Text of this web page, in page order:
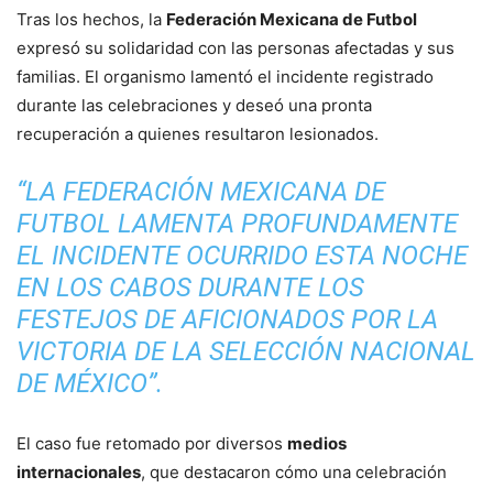
Tras los hechos, la Federación Mexicana de Futbol
expresó su solidaridad con las personas afectadas y sus
familias. El organismo lamentó el incidente registrado
durante las celebraciones y deseó una pronta
recuperación a quienes resultaron lesionados.
“LA FEDERACIÓN MEXICANA DE
FUTBOL LAMENTA PROFUNDAMENTE
EL INCIDENTE OCURRIDO ESTA NOCHE
EN LOS CABOS DURANTE LOS
FESTEJOS DE AFICIONADOS POR LA
VICTORIA DE LA SELECCIÓN NACIONAL
DE MÉXICO”.
El caso fue retomado por diversos medios
internacionales, que destacaron cómo una celebración